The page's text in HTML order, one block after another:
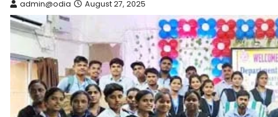
admin@odia August 27, 2025